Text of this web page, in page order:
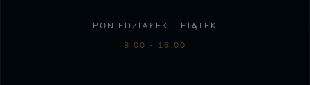
PONIEDZIAŁEK - PIĄTEK
8:00 - 16:00